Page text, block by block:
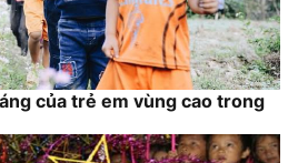
của trẻ em vùng cao trong